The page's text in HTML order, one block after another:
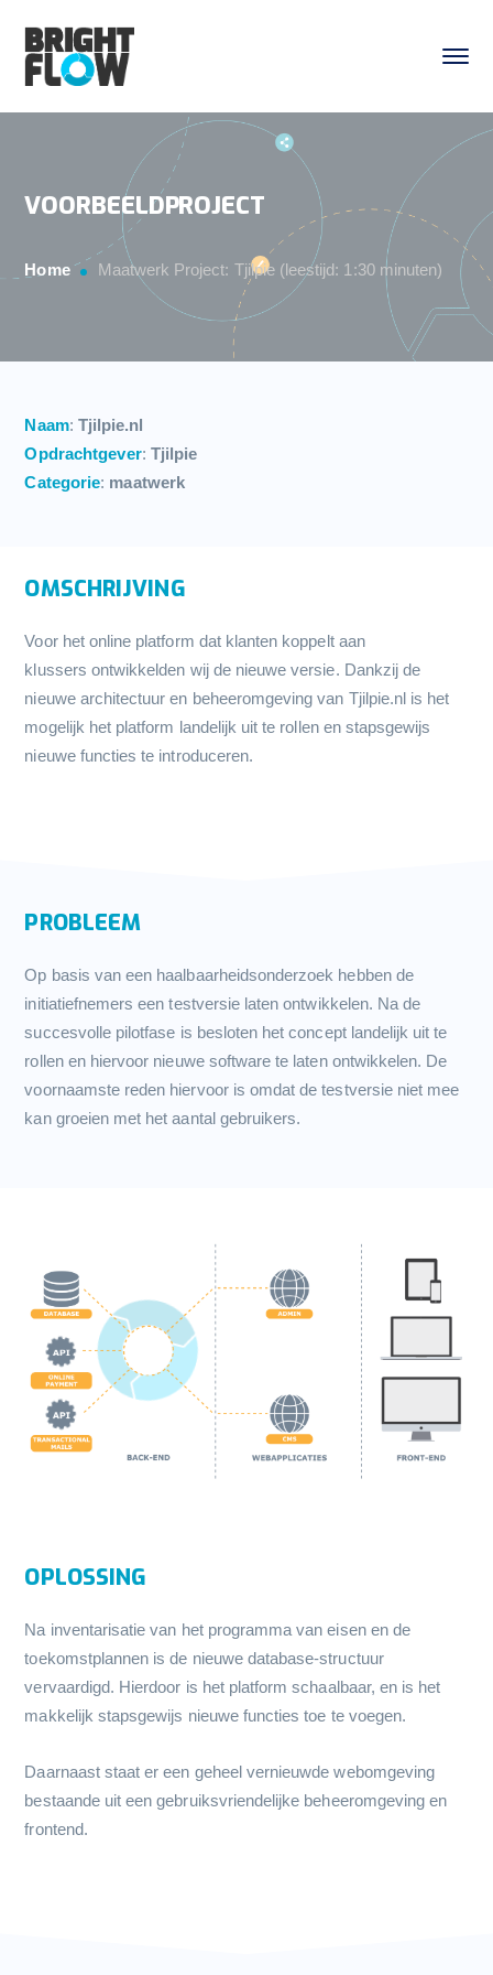
VOORBEELDPROJECT
Home Maatwerk Project: Tjilpie (leestijd: 1:30 minuten)
Naam: Tjilpie.nl
Opdrachtgever: Tjilpie
Categorie: maatwerk
OMSCHRIJVING
Voor het online platform dat klanten koppelt aan
klussers ontwikkelden wij de nieuwe versie. Dankzij de
nieuwe architectuur en beheeromgeving van Tjilpie.nl is het
mogelijk het platform landelijk uit te rollen en stapsgewijs
nieuwe functies te introduceren.
PROBLEEM
Op basis van een haalbaarheidsonderzoek hebben de
initiatiefnemers een testversie laten ontwikkelen. Na de
succesvolle pilotfase is besloten het concept landelijk uit te
rollen en hiervoor nieuwe software te laten ontwikkelen. De
voornaamste reden hiervoor is omdat de testversie niet mee
kan groeien met het aantal gebruikers.
OPLOSSING
Na inventarisatie van het programma van eisen en de
toekomstplannen is de nieuwe database-structuur
vervaardigd. Hierdoor is het platform schaalbaar, en is het
makkelijk stapsgewijs nieuwe functies toe te voegen.
Daarnaast staat er een geheel vernieuwde webomgeving
bestaande uit een gebruiksvriendelijke beheeromgeving en
frontend.